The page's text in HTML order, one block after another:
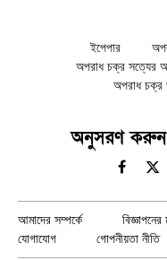
ইপেপার
অপরাধ চক্র সত্যের
অপরাধ চক্র
অনুসরণ
X
আমাদের সম্পর্কে
যোগাযোগ
গোপনীয়তা নীতি